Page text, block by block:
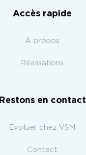
Accès rapide
À propos
Réalisations
Restons en contact
Évoluer chez VSM
Contact